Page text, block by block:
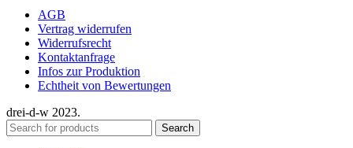
AGB
Vertrag widerrufen
Widerrufsrecht
Kontaktanfrage
Infos zur Produktion
Echtheit von Bewertungen
drei-d-w 2023.
Search